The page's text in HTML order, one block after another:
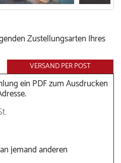
Zustellungsarten Ihres
VERSAND PER POST
ein PDF zum Ausdrucken
jemand anderen